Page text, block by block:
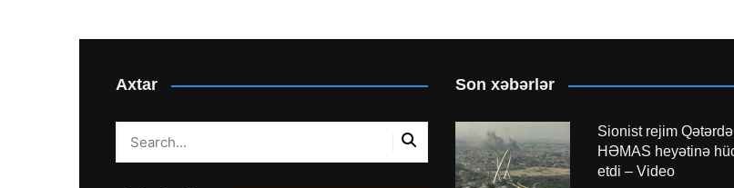
Axtar Son xəbərlər
Sionist rejim Qətərdə
HƏMAS heyətinə
etdi – Video